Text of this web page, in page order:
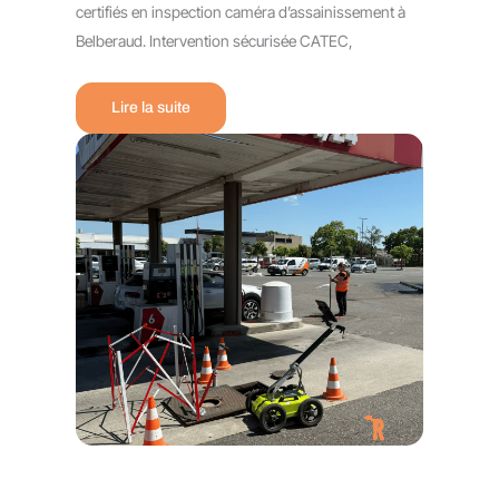
certifiés en inspection caméra d’assainissement à
Belberaud. Intervention sécurisée CATEC,
Lire la suite